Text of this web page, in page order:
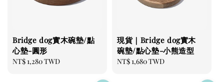
Bridge dog實木碗墊/點
心墊-圓形
Regular
NT$ 1,280 TWD
現貨｜Bridge dog實木
碗墊/點心墊-小熊造型
Regular
NT$ 1,680 TWD